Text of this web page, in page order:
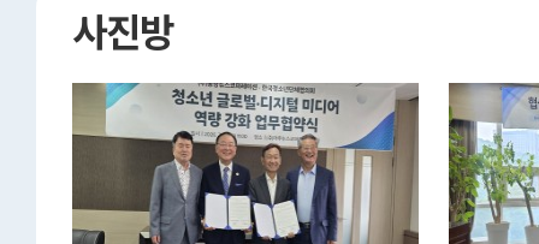
사진방